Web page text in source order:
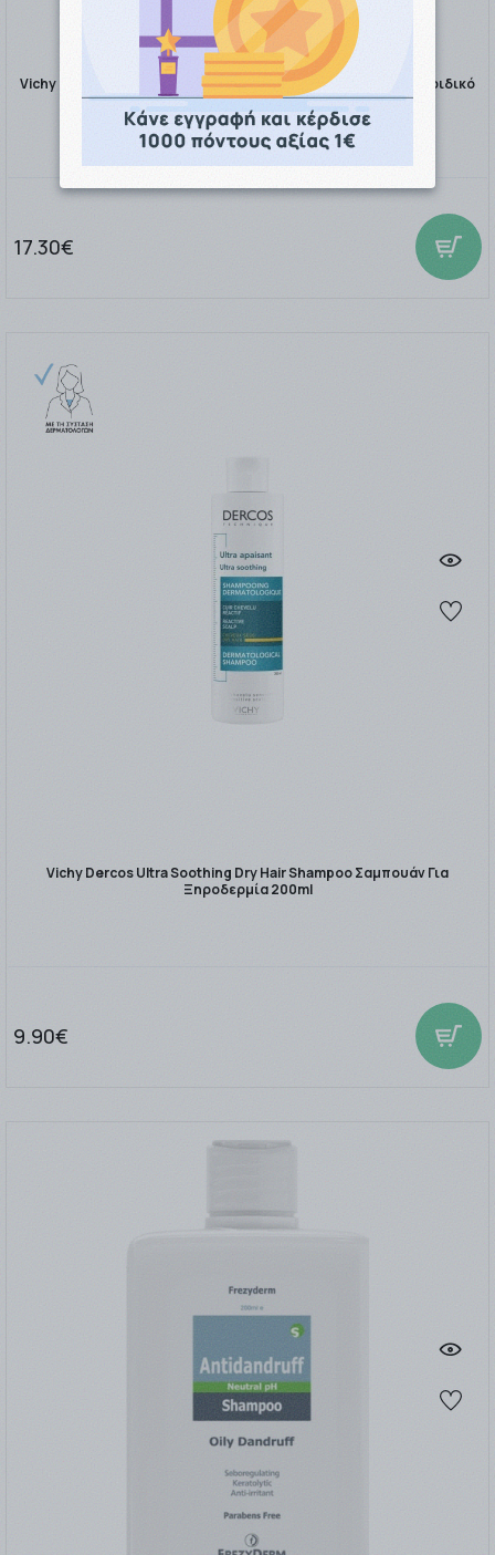
Vichy Dercos Anti Dandruff DS Shampoo for Dry Hair Αντιπυτιριδικό
Σαμπουάν Για Ξ …
17.30€
Vichy Dercos Ultra Soothing Dry Hair Shampoo Σαμπουάν Για
Ξηροδερμία 200ml
9.90€